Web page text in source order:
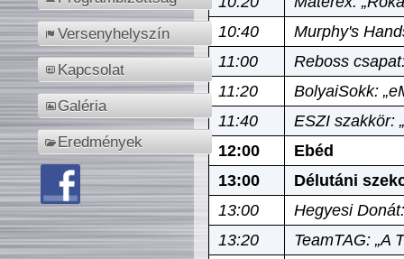
Versenyhelyszín
Kapcsolat
Galéria
Eredmények
10:40
Murphy's
11:00
Reboss
11:20
BolyaiSokk:
11:40
ESZI szakkör:
12:00
Ebéd
13:00
Délutáni
13:00
Hegyesi
13:20
TeamTAG: „A